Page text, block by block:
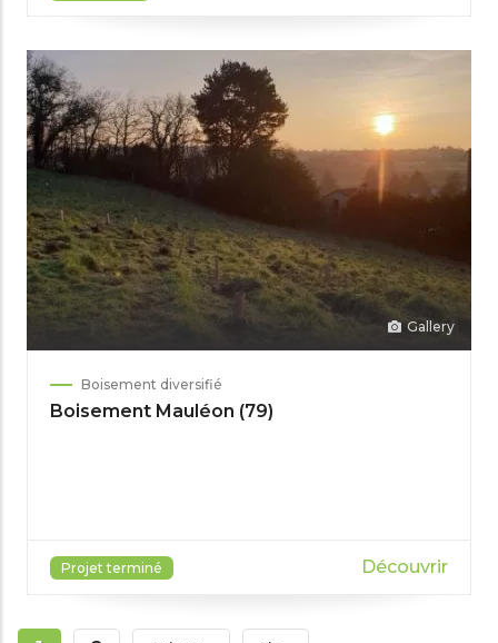
Gallery
Boisement diversifié
Boisement Mauléon (79)
Projet terminé Découvrir